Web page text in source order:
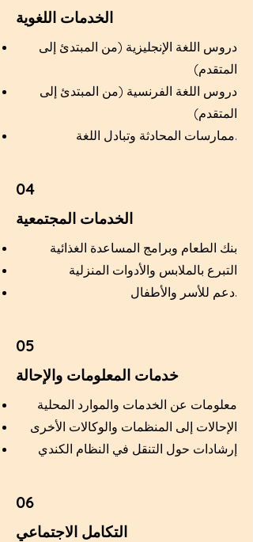
الخدمات اللغوية
دروس اللغة الإنجليزية (من المبتدئ إلى
المتقدم)
دروس اللغة الفرنسية (من المبتدئ إلى
المتقدم)
ممارسات المحادثة وتبادل اللغة.
04
الخدمات المجتمعية
بنك الطعام وبرامج المساعدة الغذائية
التبرع بالملابس والأدوات المنزلية
دعم للأسر والأطفال.
05
خدمات المعلومات والإحالة
معلومات عن الخدمات والموارد المحلية
الإحالات إلى المنظمات والوكالات الأخرى
إرشادات حول التنقل في النظام الكندي
06
التكامل الاجتماعي